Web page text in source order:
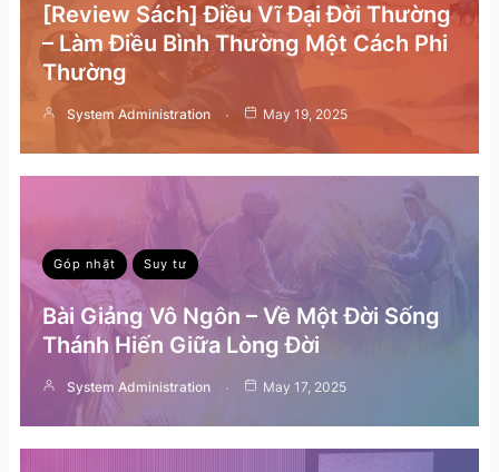
[Review Sách] Điều Vĩ Đại Đời Thường
– Làm Điều Bình Thường Một Cách Phi
Thường
System Administration May 19, 2025
Góp nhặt Suy tư
Bài Giảng Vô Ngôn – Về Một Đời Sống
Thánh Hiến Giữa Lòng Đời
System Administration May 17, 2025